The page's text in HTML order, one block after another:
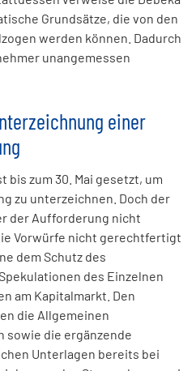
Grundsätze, die von den
werden können. Dadurch
unangemessen
einer
bis zum 30. Mai gesetzt, um
zu unterzeichnen. Doch der
der Aufforderung nicht
Vorwürfe nicht gerechtfertigt
dem Schutz des
des Einzelnen
am Kapitalmarkt. Den
die Allgemeinen
sowie die ergänzende
Unterlagen bereits bei